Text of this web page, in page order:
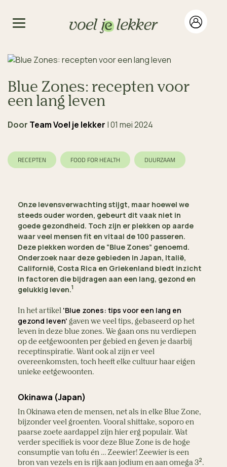
Blue Zones: recepten voor
een lang leven
Door Team Voel je lekker |01 mei 2024
RECEPTEN FOOD FOR HEALTH DUURZAAM
Onze levensverwachting stijgt, maar hoewel we
steeds ouder worden, gebeurt dit vaak niet in
goede gezondheid. Toch zijn er plekken op aarde
waar veel mensen fit en vitaal de 100 passeren.
Deze plekken worden de “Blue Zones” genoemd.
Onderzoek naar deze gebieden in Japan, Italië,
Californië, Costa Rica en Griekenland biedt inzicht
in factoren die bijdragen aan een lang, gezond en
gelukkig leven.1
In het artikel 'Blue zones: tips voor een lang en
gezond leven' gaven we veel tips, gebaseerd op het
leven in deze blue zones. We gaan ons nu verdiepen
op de eetgewoonten per gebied en geven je daarbij
receptinspiratie. Want ook al zijn er veel
overeenkomsten, toch heeft elke cultuur haar eigen
unieke eetgewoonten.
Okinawa (Japan)
In Okinawa eten de mensen, net als in elke Blue Zone,
bijzonder veel groenten. Vooral shittake, soporo en
paarse zoete aardappel zijn hier erg populair. Wat
verder specifiek is voor deze Blue Zone is de hoge
consumptie van tofu én … Zeewier! Zeewier is een
bron van vezels en is rijk aan jodium en aan omega 32.